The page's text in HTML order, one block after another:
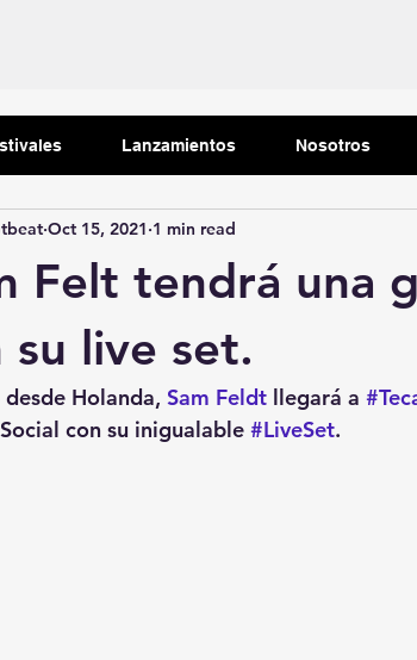
Empezando Tu comunidad Consejos para
Felt tendrá una
su live set.
Oct 15, 2021 1 min read
Holanda, Sam Feldt llegará a
con su inigualable #LiveSet.
Lanzamientos Nosotros